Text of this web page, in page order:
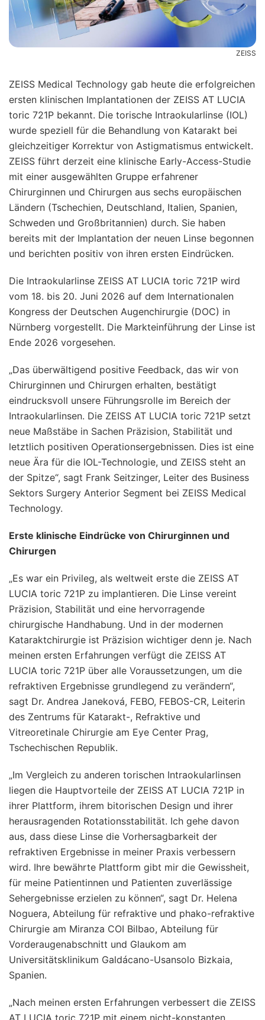
ZEISS
ZEISS Medical Technology gab heute die erfolgreichen
ersten klinischen Implantationen der ZEISS AT LUCIA
toric 721P bekannt. Die torische Intraokularlinse (IOL)
wurde speziell für die Behandlung von Katarakt bei
gleichzeitiger Korrektur von Astigmatismus entwickelt.
ZEISS führt derzeit eine klinische Early-Access-Studie
mit einer ausgewählten Gruppe erfahrener
Chirurginnen und Chirurgen aus sechs europäischen
Ländern (Tschechien, Deutschland, Italien, Spanien,
Schweden und Großbritannien) durch. Sie haben
bereits mit der Implantation der neuen Linse begonnen
und berichten positiv von ihren ersten Eindrücken.
Die Intraokularlinse ZEISS AT LUCIA toric 721P wird
vom 18. bis 20. Juni 2026 auf dem Internationalen
Kongress der Deutschen Augenchirurgie (DOC) in
Nürnberg vorgestellt. Die Markteinführung der Linse ist
Ende 2026 vorgesehen.
„Das überwältigend positive Feedback, das wir von
Chirurginnen und Chirurgen erhalten, bestätigt
eindrucksvoll unsere Führungsrolle im Bereich der
Intraokularlinsen. Die ZEISS AT LUCIA toric 721P setzt
neue Maßstäbe in Sachen Präzision, Stabilität und
letztlich positiven Operationsergebnissen. Dies ist eine
neue Ära für die IOL-Technologie, und ZEISS steht an
der Spitze“, sagt Frank Seitzinger, Leiter des Business
Sektors Surgery Anterior Segment bei ZEISS Medical
Technology.
Erste klinische Eindrücke von Chirurginnen und
Chirurgen
„Es war ein Privileg, als weltweit erste die ZEISS AT
LUCIA toric 721P zu implantieren. Die Linse vereint
Präzision, Stabilität und eine hervorragende
chirurgische Handhabung. Und in der modernen
Kataraktchirurgie ist Präzision wichtiger denn je. Nach
meinen ersten Erfahrungen verfügt die ZEISS AT
LUCIA toric 721P über alle Voraussetzungen, um die
refraktiven Ergebnisse grundlegend zu verändern“,
sagt Dr. Andrea Janeková, FEBO, FEBOS-CR, Leiterin
des Zentrums für Katarakt-, Refraktive und
Vitreoretinale Chirurgie am Eye Center Prag,
Tschechischen Republik.
„Im Vergleich zu anderen torischen Intraokularlinsen
liegen die Hauptvorteile der ZEISS AT LUCIA 721P in
ihrer Plattform, ihrem bitorischen Design und ihrer
herausragenden Rotationsstabilität. Ich gehe davon
aus, dass diese Linse die Vorhersagbarkeit der
refraktiven Ergebnisse in meiner Praxis verbessern
wird. Ihre bewährte Plattform gibt mir die Gewissheit,
für meine Patientinnen und Patienten zuverlässige
Sehergebnisse erzielen zu können“, sagt Dr. Helena
Noguera, Abteilung für refraktive und phako-refraktive
Chirurgie am Miranza COI Bilbao, Abteilung für
Vorderaugenabschnitt und Glaukom am
Universitätsklinikum Galdácano-Usansolo Bizkaia,
Spanien.
„Nach meinen ersten Erfahrungen verbessert die ZEISS
AT LUCIA toric 721P mit einem nicht-konstanten